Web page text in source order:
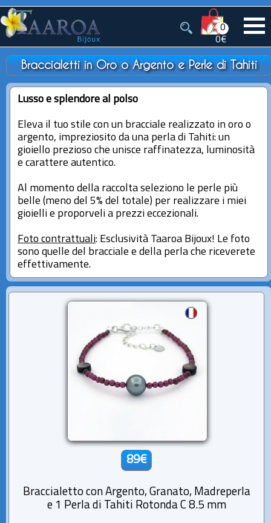
0
0€
Braccialetti in Oro o Argento e Perle di Tahiti
Lusso e splendore al polso
Eleva il tuo stile con un bracciale realizzato in oro o
argento, impreziosito da una perla di Tahiti: un
gioiello prezioso che unisce raffinatezza, luminosità
e carattere autentico.
Al momento della raccolta seleziono le perle più
belle (meno del 5% del totale) per realizzare i miei
gioielli e proporveli a prezzi eccezionali.
Foto contrattuali: Esclusività Taaroa Bijoux! Le foto
sono quelle del bracciale e della perla che riceverete
effettivamente.
89€
Braccialetto con Argento, Granato, Madreperla
e 1 Perla di Tahiti Rotonda C 8.5 mm